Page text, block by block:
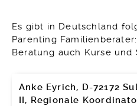
Es gibt in Deutschland
Parenting
Beratung auch Kurse und
Anke Eyrich, D-72172
II, Regionale